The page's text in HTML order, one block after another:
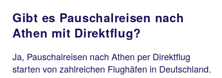
Gibt es Pauschalreisen nach
Athen mit Direktflug?
Ja, Pauschalreisen nach Athen per Direktflug
starten von zahlreichen Flughäfen in Deutschland.